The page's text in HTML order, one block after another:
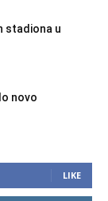
stadiona u
novo
LIKE